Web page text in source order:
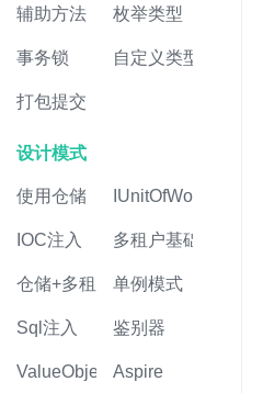
辅助方法 枚举类型
事务锁 自定义类型
打包提交
设计模式
使用仓储 IUnitOfWork
IOC注入 多租户基础
仓储+多租户单例模式
Sql注入 鉴别器
ValueObject值对象
Aspire